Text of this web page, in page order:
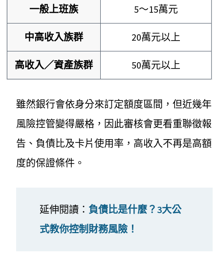
一般上班族 5～15萬元
中高收入族群 20萬元以上
高收入／資產族群 50萬元以上
雖然銀行會依身分來訂定額度區間，但近幾年
風險控管變得嚴格，因此審核會更看重聯徵報
告、負債比及卡片使用率，高收入不再是高額
度的保證條件。
延伸閱讀： 負債比是什麼？3大公
式教你控制財務風險！